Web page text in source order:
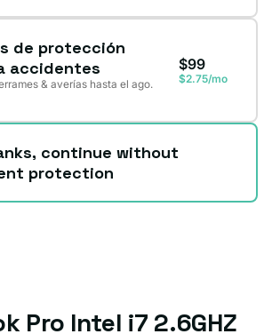
de protección
accidentes
& averías hasta el ago.
$99
$2.75/mo
continue without
protection
Pro Intel i7 2.6GHZ